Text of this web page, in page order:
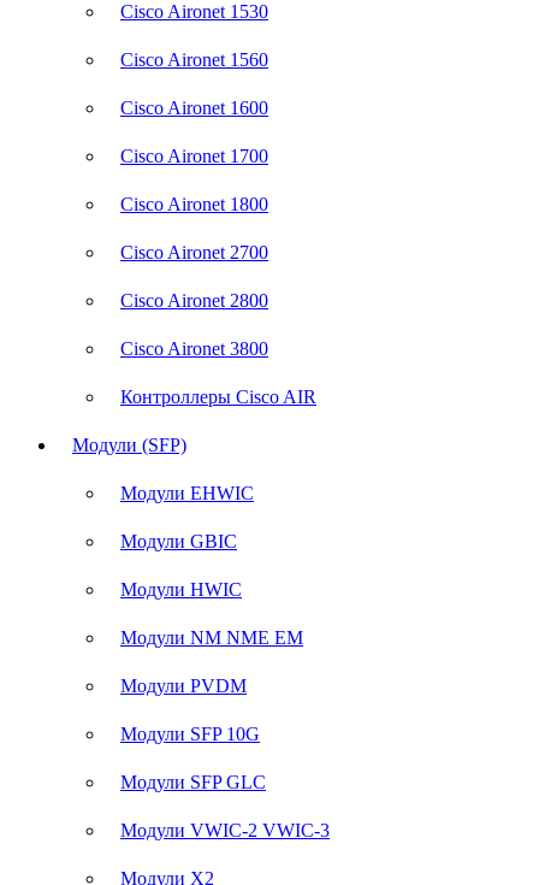
Cisco Aironet 1530
Cisco Aironet 1560
Cisco Aironet 1600
Cisco Aironet 1700
Cisco Aironet 1800
Cisco Aironet 2700
Cisco Aironet 2800
Cisco Aironet 3800
Контроллеры Cisco AIR
Модули (SFP)
Модули EHWIC
Модули GBIC
Модули HWIC
Модули NM NME EM
Модули PVDM
Модули SFP 10G
Модули SFP GLC
Модули VWIC-2 VWIC-3
Модули X2